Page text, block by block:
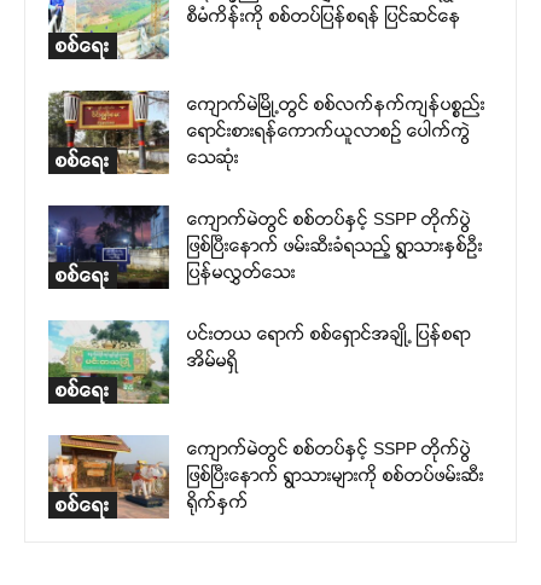
စစ်ရေး
စီမံကိန်းကို စစ်တပ်ပြန်စရန် ပြင်ဆင်နေ
စစ်ရေး
ကျောက်မဲမြို့တွင် စစ်လက်နက်ကျန်ပစ္စည်း
ရောင်းစားရန်ကောက်ယူလာစဉ် ပေါက်ကွဲ
သေဆုံး
စစ်ရေး
ကျောက်မဲတွင် စစ်တပ်နှင့် SSPP တိုက်ပွဲ
ဖြစ်ပြီးနောက် ဖမ်းဆီးခံရသည့် ရွာသားနှစ်ဦး
ပြန်မလွှတ်သေး
စစ်ရေး
ပင်းတယ ရောက် စစ်ရှောင်အချို့ ပြန်စရာ
အိမ်မရှိ
စစ်ရေး
ကျောက်မဲတွင် စစ်တပ်နှင့် SSPP တိုက်ပွဲ
ဖြစ်ပြီးနောက် ရွာသားများကို စစ်တပ်ဖမ်းဆီး
ရိုက်နှက်